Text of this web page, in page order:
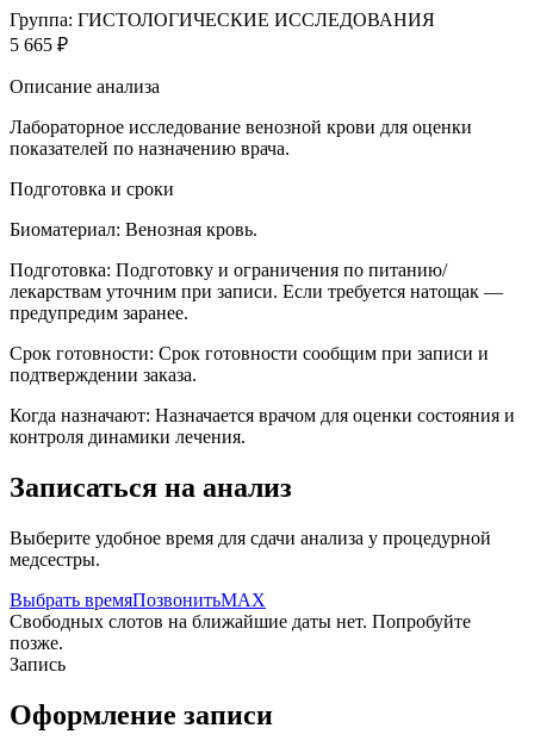
Группа: ГИСТОЛОГИЧЕСКИЕ ИССЛЕДОВАНИЯ
5 665 ₽
Описание анализа
Лабораторное исследование венозной крови для оценки
показателей по назначению врача.
Подготовка и сроки
Биоматериал: Венозная кровь.
Подготовка: Подготовку и ограничения по питанию/
лекарствам уточним при записи. Если требуется натощак —
предупредим заранее.
Срок готовности: Срок готовности сообщим при записи и
подтверждении заказа.
Когда назначают: Назначается врачом для оценки состояния и
контроля динамики лечения.
Записаться на анализ
Выберите удобное время для сдачи анализа у процедурной
медсестры.
Выбрать времяПозвонитьMAX
Свободных слотов на ближайшие даты нет. Попробуйте
позже.
Запись
Оформление записи